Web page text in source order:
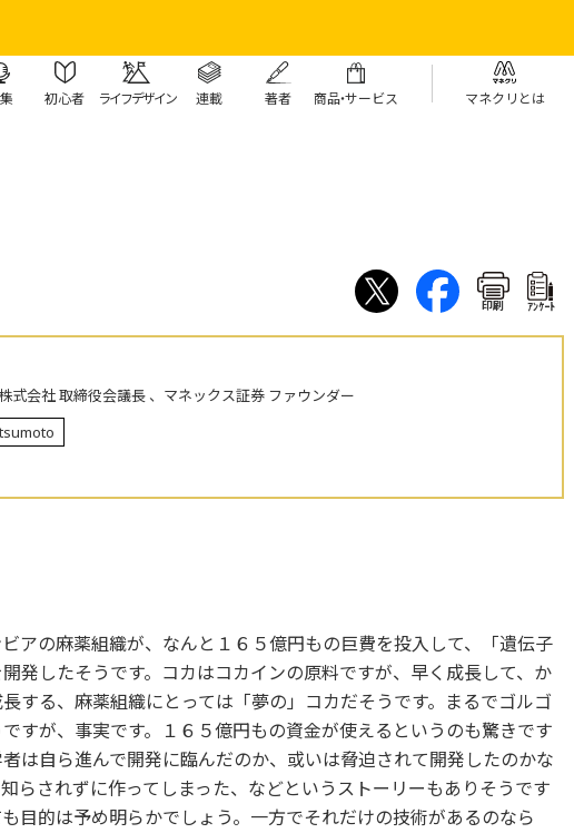
初心者 ライフデザイン 連載 著者 商品・サービス マネクリとは
印刷 ｱﾝｹｰﾄ
式会社 取締役会議長 、マネックス証券 ファウンダー
アの麻薬組織が、なんと１６５億円もの巨費を投入して、「遺伝子
発したそうです。コカはコカインの原料ですが、早く成長して、か
する、麻薬組織にとっては「夢の」コカだそうです。まるでゴルゴ
すが、事実です。１６５億円もの資金が使えるというのも驚きです
は自ら進んで開発に臨んだのか、或いは脅迫されて開発したのかな
らされずに作ってしまった、などというストーリーもありそうです
目的は予め明らかでしょう。一方でそれだけの技術があるのなら